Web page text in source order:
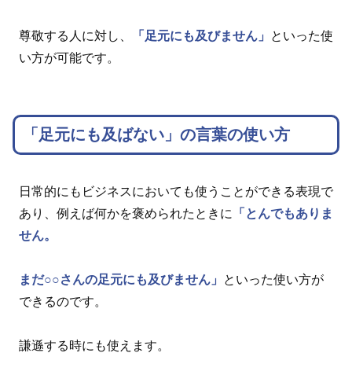
尊敬する人に対し、 「足元にも及びません」
といった使
い方が可能です。
「足元にも及ばない」の言葉の使い方
日常的にもビジネスにおいても使うことができる表現で
あり、例えば何かを褒められたときに
「とんでもありま
せん。
まだ○○さんの足元にも及びません」
といった使い方が
できるのです。
謙遜する時にも使えます。